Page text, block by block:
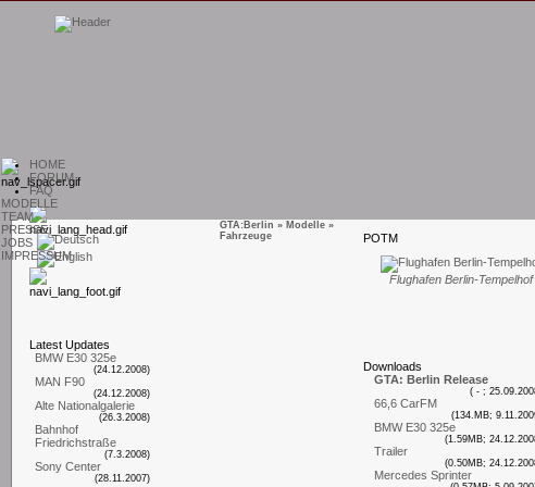
HOME
FORUM
FAQ
MODELLE
TEAM
PRESSE
JOBS
IMPRESSUM
L atest Updates
BMW E30 325e
(24.12.2008)
MAN F90
(24.12.2008)
Alte Nationalgalerie
(26.3.2008)
Bahnhof
Friedrichstraße
(7.3.2008)
Sony Center
(28.11.2007)
POTM
Flughafen Berlin-Tempelhof
Downloads
GTA: Berlin Release
( - ;
66,6 CarFM
(134.MB;
BMW E30 325e
(1.59MB;
Trailer
(0.50MB;
Mercedes Sprinter
GTA:Berlin » Modelle »
Fahrzeuge